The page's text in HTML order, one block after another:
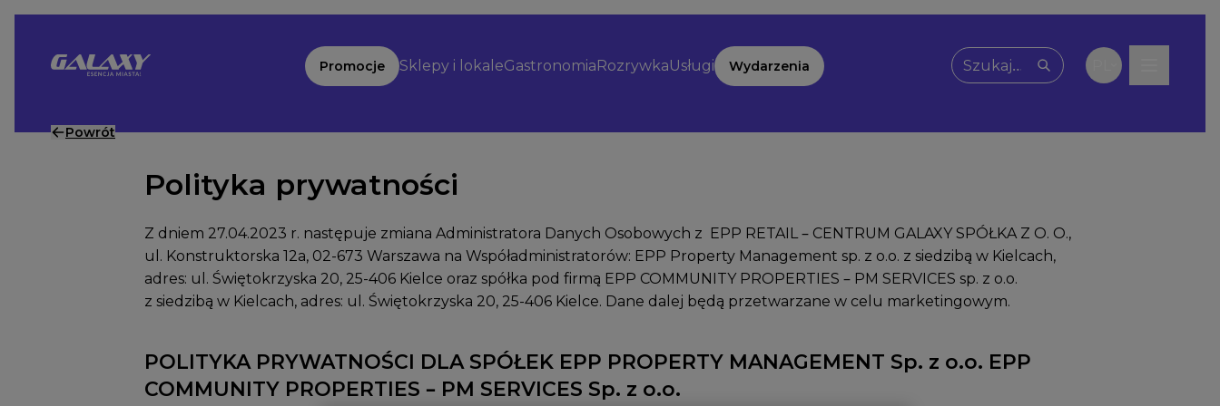
Przejdź do treści
Promocje Sklepy i lokaleGastronomiaRozrywkaUsługi Wydarzenia
Wpisz, czego szukasz
Powrót
Polityka prywatności
Z dniem 27.04.2023 r. następuje zmiana Administratora Danych Osobowych z EPP RETAIL – CENTRUM GALAXY SPÓŁKA Z O. O.,
ul. Konstruktorska 12a, 02-673 Warszawa na Współadministratorów: EPP Property Management sp. z o.o. z siedzibą w Kielcach,
adres: ul. Świętokrzyska 20, 25-406 Kielce oraz spółka pod firmą EPP COMMUNITY PROPERTIES – PM SERVICES sp. z o.o.
z siedzibą w Kielcach, adres: ul. Świętokrzyska 20, 25-406 Kielce. Dane dalej będą przetwarzane w celu marketingowym.
POLITYKA PRYWATNOŚCI DLA SPÓŁEK EPP PROPERTY MANAGEMENT Sp. z o.o. EPP
COMMUNITY PROPERTIES – PM SERVICES Sp. z o.o.